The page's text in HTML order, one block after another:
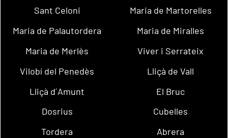
Sant Celoni
Maria de Martorelles
Maria de Palautordera
Maria de Miralles
Maria de Merlès
Viver i Serrateix
Vilobí del Penedès
Lliçà de Vall
Lliçà d´Amunt
El Bruc
Dosrius
Cubelles
Tordera
Abrera